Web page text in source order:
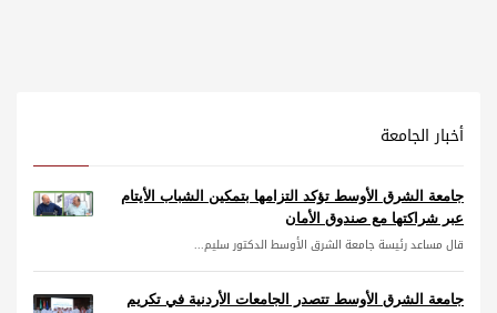
أخبار الجامعة
جامعة الشرق الأوسط تؤكد التزامها بتمكين الشباب الأيتام
عبر شراكتها مع صندوق الأمان
قال مساعد رئيسة جامعة الشرق الأوسط الدكتور سليم...
جامعة الشرق الأوسط تتصدر الجامعات الأردنية في تكريم